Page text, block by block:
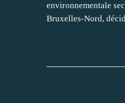
environnementale
Bruxelles-Nord,